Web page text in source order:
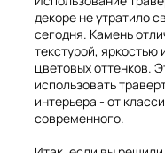
декоре не утратило
сегодня. Камень
текстурой,
цветовых оттенков.
использовать
интерьера - от
современного.